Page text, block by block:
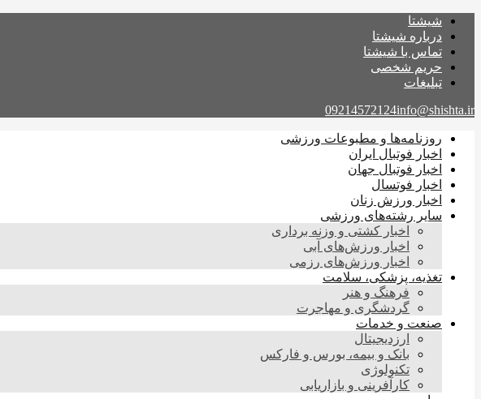
شیشتا
درباره شیشتا
تماس با شیشتا
حریم شخصی
تبلیغات
09214572124info@shishta.ir
روزنامه‌ها و مطبوعات ورزشی
اخبار فوتبال ایران
اخبار فوتبال جهان
اخبار فوتسال
اخبار ورزش زنان
سایر رشته‌های ورزشی
اخبار کشتی و وزنه برداری
اخبار ورزش‌های آبی
اخبار ورزش‌های رزمی
تغذیه، پزشکی، سلامت
فرهنگ و هنر
گردشگری و مهاجرت
صنعت و خدمات
ارزدیجیتال
بانک و بیمه، بورس و فارکس
تکنولوژی
کارآفرینی و بازاریابی